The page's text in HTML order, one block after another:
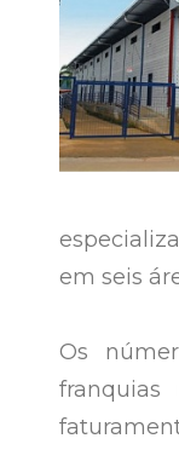
em seis
Os